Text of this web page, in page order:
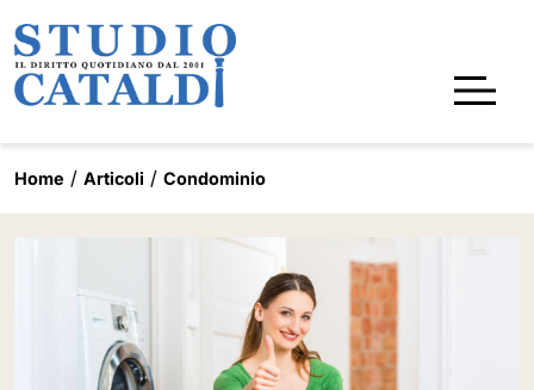
Home Articoli Condominio